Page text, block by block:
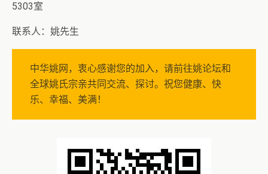
5303室
联系人：姚先生
中华姚网，衷心感谢您的加入，请前往姚论坛和
全球姚氏宗亲共同交流、探讨。祝您健康、快
乐、幸福、美满！